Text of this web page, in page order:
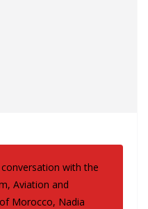
conversation with the
Aviation and
Morocco, Nadia